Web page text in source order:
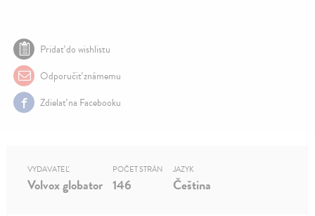
Pridať do wishlistu
Odporučiť známemu
Zdielať na Facebooku
VYDAVATEĽ
Volvox globator
POČET STRÁN
146
JAZYK
Čeština